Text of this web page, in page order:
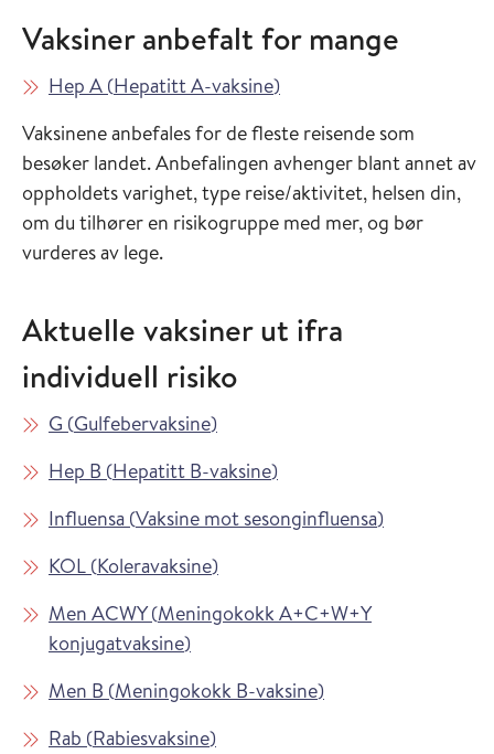
Vaksiner anbefalt for mange
Les mer om
Hep A (Hepatitt A-vaksine)i Vaksinasjonsveilederen
Vaksinene anbefales for de fleste reisende som
besøker landet. Anbefalingen avhenger blant annet av
oppholdets varighet, type reise/aktivitet, helsen din,
om du tilhører en risikogruppe med mer, og bør
vurderes av lege.
Aktuelle vaksiner ut ifra
individuell risiko
Les mer om
G (Gulfebervaksine)i Vaksinasjonsveilederen
Les mer om
Hep B (Hepatitt B-vaksine)i Vaksinasjonsveilederen
Les mer om
Influensa (Vaksine mot sesonginfluensa)i
Les mer om
KOL (Koleravaksine)i Vaksinasjonsveilederen
Les mer om
Men ACWY(Meningokokk A+C+W+Y
konjugatvaksine)i Vaksinasjonsveilederen
Les mer om
Men B (Meningokokk B-vaksine)i
Les mer om
Rab (Rabiesvaksine)i Vaksinasjonsveilederen